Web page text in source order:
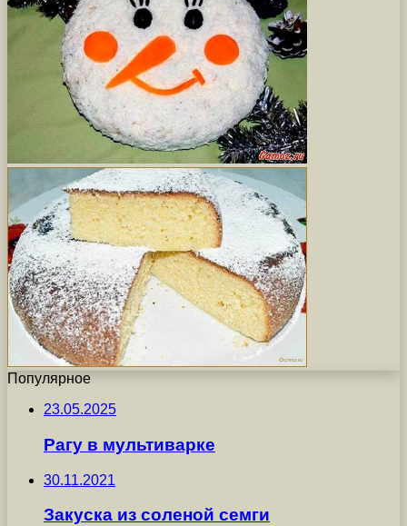
Популярное
23.05.2025
Рагу в мультиварке
30.11.2021
Закуска из соленой семги